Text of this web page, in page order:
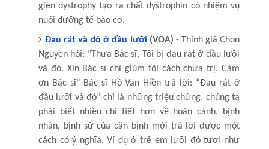
gien dystrophy tạo ra chất dystrophin có nhiệm vụ
nuôi dưỡng tế bào cơ.
Đau rát và đỏ ở đầu lưỡi(VOA) - Thính giả Chon
Nguyen hỏi: "Thưa Bác sĩ, Tôi bị đau rát ở đầu lưỡi
và đỏ. Xin Bác sĩ chỉ giùm tôi cách chữa trị. ​Cảm
ơn Bác sĩ" Bác sĩ Hồ Văn Hiền trả lời: “Đau rát ở
đầu lưỡi và đỏ” chỉ là những triệu chứng, chúng ta
phải biết nhiều chi tiết hơn về hoàn cảnh, bịnh
nhân, bịnh sử của căn bịnh mới trả lời được một
cách có ý nghĩa. Ví dụ ở trẻ em lưỡi đỏ tươi như